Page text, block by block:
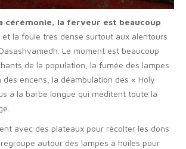
cérémonie, la ferveur est beaucoup
et la foule très dense surtout aux alentours
Le moment est beaucoup
de la population, la fumée des lampes
des encens, la déambulation des « Holy
à la barbe longue qui méditent toute la
avec des plateaux pour récolter les dons
autour des lampes à huiles pour